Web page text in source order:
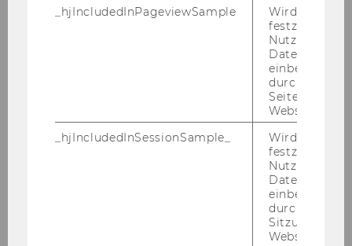
Ende der Be­wer­bungs­frist: 06. Au­gust 2014
ist voraussichtlich ab 1.
August 2014 vorläufig befristet auf sechs
Monate mit der Möglichkeit einer
eine Stelle eines
(Angestellte/r gemäß
Kollektivvertrag für die Arbeitnehmer/innen der
Universitäten, monatliches Mindestentgelt:
_hjIncludedInPageviewSample
Wird gesetzt,
festzustellen,
Nutzer in die
einbezogen
durch das
Website
_hjIncludedInSessionSample_
Wird gesetzt,
festzustellen,
Nutzer in die
einbezogen
durch das
Sitzungslimit
Website